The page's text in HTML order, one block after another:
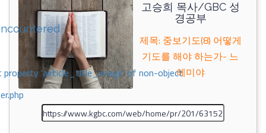
property 'airticle_title_image' of non-object
고승희 목사/GBC 성
경공부
제목: 중보기도(8) 어떻게
기도를 해야 하는가- 느
헤미야